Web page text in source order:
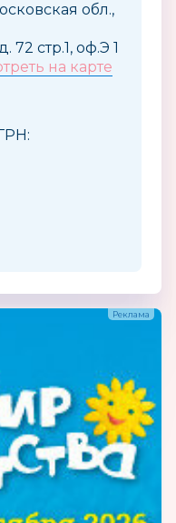
обл.,
72 стр.1, оф.Э 1
на карте